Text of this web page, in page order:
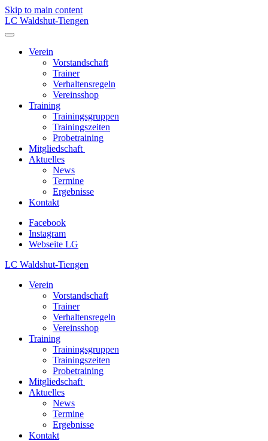
Skip to main content
LC Waldshut-Tiengen
Verein
Vorstandschaft
Trainer
Verhaltensregeln
Vereinsshop
Training
Trainingsgruppen
Trainingszeiten
Probetraining
Mitgliedschaft
Aktuelles
News
Termine
Ergebnisse
Kontakt
Facebook
Instagram
Webseite LG
LC Waldshut-Tiengen
Verein
Vorstandschaft
Trainer
Verhaltensregeln
Vereinsshop
Training
Trainingsgruppen
Trainingszeiten
Probetraining
Mitgliedschaft
Aktuelles
News
Termine
Ergebnisse
Kontakt